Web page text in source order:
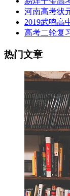
河南高考状
2019武鸣高
高考二轮复
热门文章